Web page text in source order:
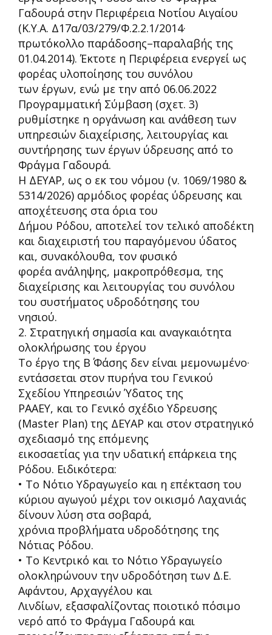
Γαδουρά στην Περιφέρεια Νοτίου Αιγαίου
(Κ.Υ.Α. Δ17α/03/279/Φ.2.2.1/2014·
πρωτόκολλο παράδοσης–παραλαβής της
01.04.2014). Έκτοτε η Περιφέρεια ενεργεί ως
φορέας υλοποίησης του συνόλου
των έργων, ενώ με την από 06.06.2022
Προγραμματική Σύμβαση (σχετ. 3)
ρυθμίστηκε η οργάνωση και ανάθεση των
υπηρεσιών διαχείρισης, λειτουργίας και
συντήρησης των έργων ύδρευσης από το
Φράγμα Γαδουρά.
Η ΔΕΥΑΡ, ως ο εκ του νόμου (ν. 1069/1980 &
5314/2026) αρμόδιος φορέας ύδρευσης και
αποχέτευσης στα όρια του
Δήμου Ρόδου, αποτελεί τον τελικό αποδέκτη
και διαχειριστή του παραγόμενου ύδατος
και, συνακόλουθα, τον φυσικό
φορέα ανάληψης, μακροπρόθεσμα, της
διαχείρισης και λειτουργίας του συνόλου
του συστήματος υδροδότησης του
νησιού.
2. Στρατηγική σημασία και αναγκαιότητα
ολοκλήρωσης του έργου
Το έργο της Β΄ Φάσης δεν είναι μεμονωμένο·
εντάσσεται στον πυρήνα του Γενικού
Σχεδίου Υπηρεσιών Ύδατος της
ΡΑΑΕΥ, και το Γενικό σχέδιο Υδρευσης
(Master Plan) της ΔΕΥΑΡ και στον στρατηγικό
σχεδιασμό της επόμενης
εικοσαετίας για την υδατική επάρκεια της
Ρόδου. Ειδικότερα:
• Το Νότιο Υδραγωγείο και η επέκταση του
κύριου αγωγού μέχρι τον οικισμό Λαχανιάς
δίνουν λύση στα σοβαρά,
χρόνια προβλήματα υδροδότησης της
Νότιας Ρόδου.
• Το Κεντρικό και το Νότιο Υδραγωγείο
ολοκληρώνουν την υδροδότηση των Δ.Ε.
Αφάντου, Αρχαγγέλου και
Λινδίων, εξασφαλίζοντας ποιοτικό πόσιμο
νερό από το Φράγμα Γαδουρά και